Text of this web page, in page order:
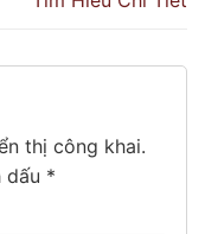
thị công khai.
dấu *